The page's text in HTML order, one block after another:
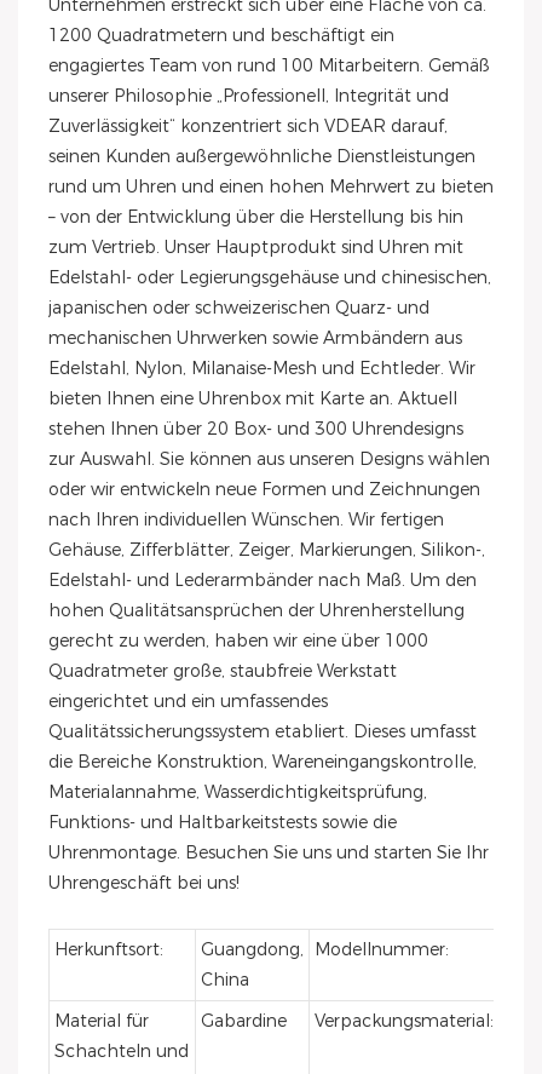
Unternehmen erstreckt sich über eine Fläche von ca.
1200 Quadratmetern und beschäftigt ein
engagiertes Team von rund 100 Mitarbeitern. Gemäß
unserer Philosophie „Professionell, Integrität und
Zuverlässigkeit“ konzentriert sich VDEAR darauf,
seinen Kunden außergewöhnliche Dienstleistungen
rund um Uhren und einen hohen Mehrwert zu bieten
– von der Entwicklung über die Herstellung bis hin
zum Vertrieb. Unser Hauptprodukt sind Uhren mit
Edelstahl- oder Legierungsgehäuse und chinesischen,
japanischen oder schweizerischen Quarz- und
mechanischen Uhrwerken sowie Armbändern aus
Edelstahl, Nylon, Milanaise-Mesh und Echtleder. Wir
bieten Ihnen eine Uhrenbox mit Karte an. Aktuell
stehen Ihnen über 20 Box- und 300 Uhrendesigns
zur Auswahl. Sie können aus unseren Designs wählen
oder wir entwickeln neue Formen und Zeichnungen
nach Ihren individuellen Wünschen. Wir fertigen
Gehäuse, Zifferblätter, Zeiger, Markierungen, Silikon-,
Edelstahl- und Lederarmbänder nach Maß. Um den
hohen Qualitätsansprüchen der Uhrenherstellung
gerecht zu werden, haben wir eine über 1000
Quadratmeter große, staubfreie Werkstatt
eingerichtet und ein umfassendes
Qualitätssicherungssystem etabliert. Dieses umfasst
die Bereiche Konstruktion, Wareneingangskontrolle,
Materialannahme, Wasserdichtigkeitsprüfung,
Funktions- und Haltbarkeitstests sowie die
Uhrenmontage. Besuchen Sie uns und starten Sie Ihr
Uhrengeschäft bei uns!
Herkunftsort:
Guangdong,
China
Modellnummer:
Material für
Schachteln und
Gabardine Verpackungsmaterial: